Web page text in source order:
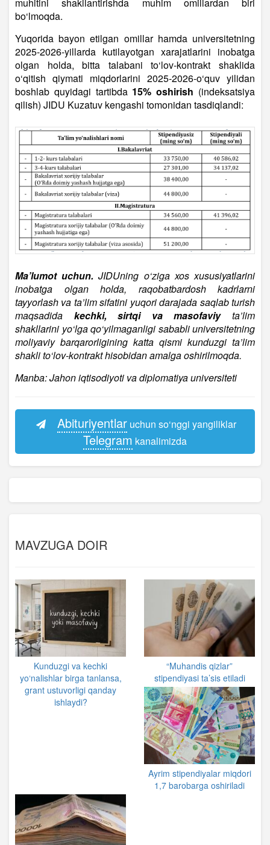
bo‘lmoqda.
Yuqorida bayon etilgan omillar hamda universitetning
2025-2026-yillarda kutilayotgan xarajatlarini inobatga
olgan holda, bitta talabani to‘lov-kontrakt shaklida
o‘qitish qiymati miqdorlarini 2025-2026-o‘quv yilidan
boshlab quyidagi tartibda 15% oshirish (indeksatsiya
qilish) JIDU Kuzatuv kengashi tomonidan tasdiqlandi:
Ma’lumot uchun. JIDUning o‘ziga xos xususiyatlarini
inobatga olgan holda, raqobatbardosh kadrlarni
tayyorlash va ta’lim sifatini yuqori darajada saqlab turish
maqsadida kechki, sirtqi va masofaviyta’lim
shakllarini yo‘lga qo‘yilmaganligi sababli universitetning
moliyaviy barqarorligining katta qismi kunduzgi ta’lim
shakli to‘lov-kontrakt hisobidan amalga oshirilmoqda.
Manba: Jahon iqtisodiyoti va diplomatiya universiteti
Abituriyentlaruchun so‘nggi yangiliklar
Telegram kanalimizda
MAVZUGA DOIR
Kunduzgi va kechki
yo‘nalishlar birga tanlansa,
grant ustuvorligi qanday
ishlaydi?
“Muhandis qizlar”
stipendiyasi ta’sis etiladi
Ayrim stipendiyalar miqdori
1,7 barobarga oshiriladi